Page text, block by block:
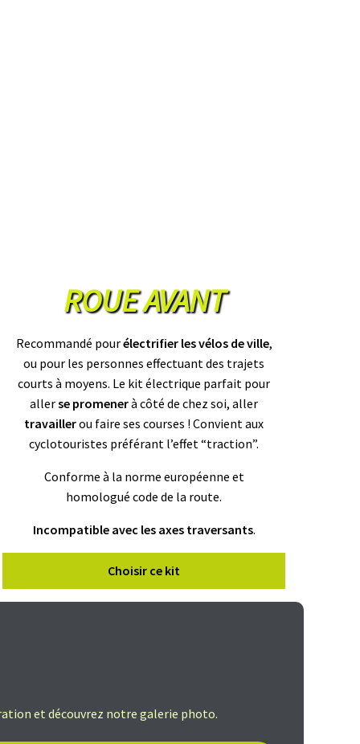
ROUE AVANT
Recommandé pourélectrifier les vélos de ville,
ou pour les personnes effectuant des trajets
courts à moyens. Le kit électrique parfait pour
allerse promenerà côté de chez soi, aller
travaillerou faire ses courses ! Convient aux
cyclotouristes préférant l’effet “traction”.
Conforme à la norme européenne et
homologué code de la route.
Incompatible avec les axes traversants.
Choisir ce kit
et découvrez notre galerie photo.